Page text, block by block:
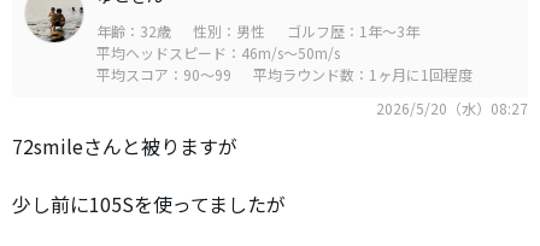
年齢：32歳 性別：男性
ゴルフ歴：1年～3年
平均ヘッドスピード：46m/s～50m/s
平均スコア：90～99
平均ラウンド数：1ヶ月に1回程度
2026/5/20（水）08:27
72smileさんと被りますが
少し前に105Sを使ってましたが